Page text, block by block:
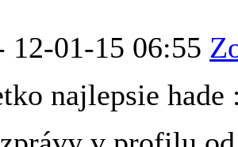
12-01-15 06:55
najlepsie hade